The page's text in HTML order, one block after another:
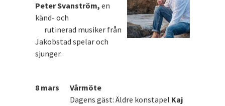
Peter Svanström, en
känd- och
rutinerad musiker från
Jakobstad spelar och
sjunger.
8 mars Vårmöte
Dagens gäst: Äldre konstapel Kaj